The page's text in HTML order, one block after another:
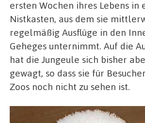
ersten Wochen ihres Lebens in
Nistkasten, aus dem sie
regelmäßig Ausflüge in den
Geheges unternimmt. Auf die
hat die Jungeule sich bisher
gewagt, so dass sie für
Zoos noch nicht zu sehen ist.